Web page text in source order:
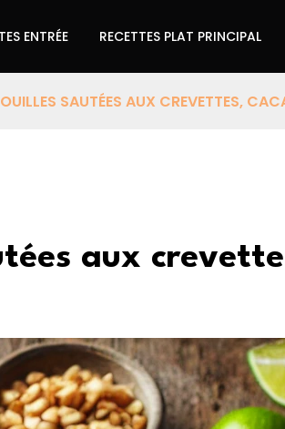
ENTRÉE RECETTES PLAT PRINCIPAL
SAUTÉES AUX CREVETTES,
aux